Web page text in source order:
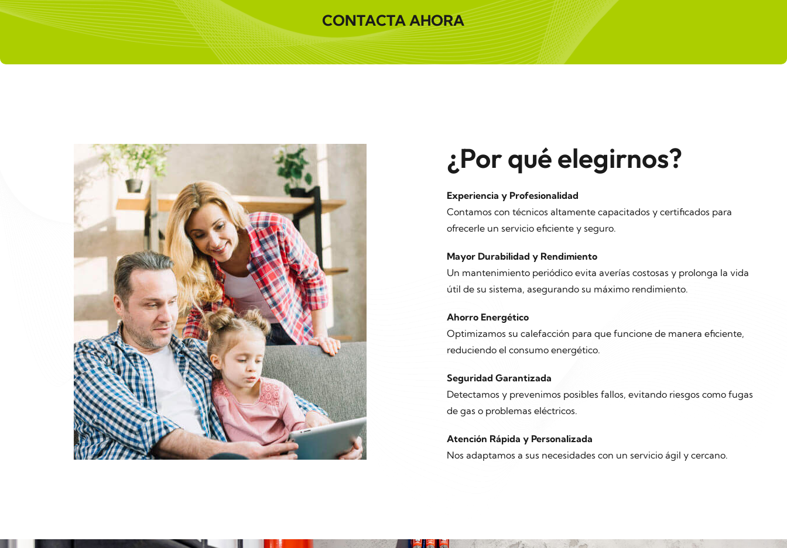
CONTACTA AHORA
¿Por qué elegirnos?
Experiencia y Profesionalidad
Contamos con técnicos altamente capacitados y certificados para
ofrecerle un servicio eficiente y seguro.
Mayor Durabilidad y Rendimiento
Un mantenimiento periódico evita averías costosas y prolonga la vida
útil de su sistema, asegurando su máximo rendimiento.
Ahorro Energético
Optimizamos su calefacción para que funcione de manera eficiente,
reduciendo el consumo energético.
Seguridad Garantizada
Detectamos y prevenimos posibles fallos, evitando riesgos como fugas
de gas o problemas eléctricos.
Atención Rápida y Personalizada
Nos adaptamos a sus necesidades con un servicio ágil y cercano.